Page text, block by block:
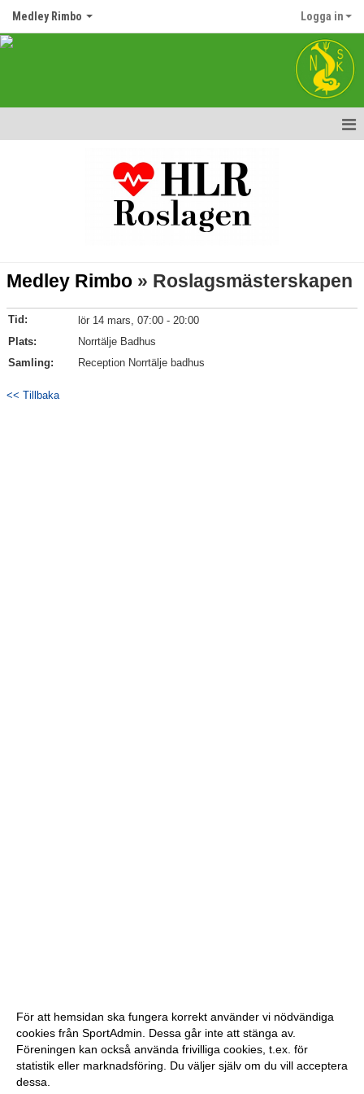
Medley Rimbo Logga in
Dokument
Kontakt
Medley Rimbo » Roslagsmästerskapen
Tid:
lör 14 mars, 07:00 - 20:00
Plats:
Norrtälje Badhus
Samling:
Reception Norrtälje badhus
<< Tillbaka
För att hemsidan ska fungera korrekt använder vi nödvändiga
cookies från SportAdmin. Dessa går inte att stänga av.
Föreningen kan också använda frivilliga cookies, t.ex. för
statistik eller marknadsföring. Du väljer själv om du vill acceptera
dessa.